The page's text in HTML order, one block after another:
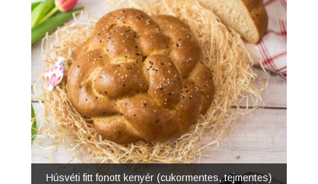
Húsvéti fitt fonott kenyér (cukormentes, tejmentes)